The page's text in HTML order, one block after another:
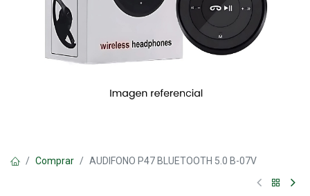
Comprar AUDIFONO P47 BLUETOOTH 5.0 B-07V